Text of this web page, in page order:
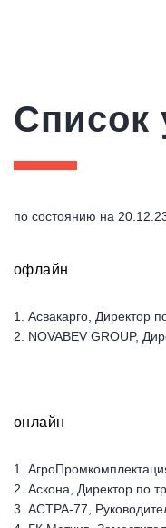
Список
по состоянию на
офлайн
1. Асвакарго, Директор
2. NOVABEV GROUP,
онлайн
1.
2. Аскона, Директор по
3. АСТРА-77,